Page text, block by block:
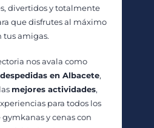
divertidos y totalmente
que disfrutes al máximo
tus amigas.
nos avala como
despedidas en Albacete,
mejores actividades,
para todos los
gymkanas y cenas con